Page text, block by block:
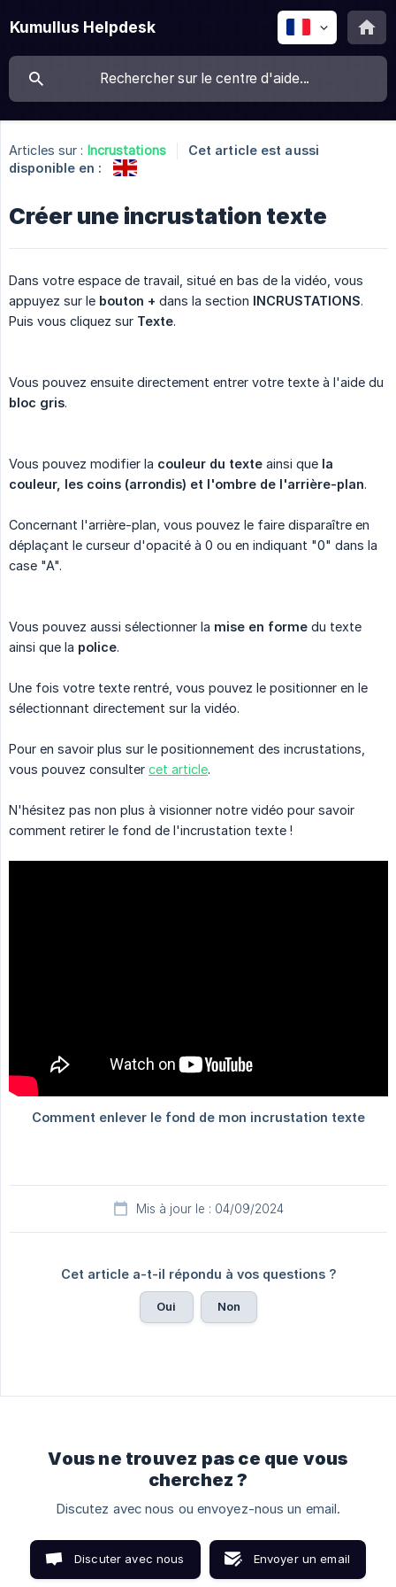
Kumullus Helpdesk
Articles sur : Incrustations
Cet article est aussi
disponible en :
Créer une incrustation texte
Dans votre espace de travail, situé en bas de la vidéo, vous
appuyez sur le bouton + dans la section INCRUSTATIONS.
Puis vous cliquez sur Texte.
Vous pouvez ensuite directement entrer votre texte à l'aide du
bloc gris.
Vous pouvez modifier la couleur du texte ainsi que la
couleur, les coins (arrondis) et l'ombre de l'arrière-plan.
Concernant l'arrière-plan, vous pouvez le faire disparaître en
déplaçant le curseur d'opacité à 0 ou en indiquant "0" dans la
case "A".
Vous pouvez aussi sélectionner la mise en forme du texte
ainsi que la police.
Une fois votre texte rentré, vous pouvez le positionner en le
sélectionnant directement sur la vidéo.
Pour en savoir plus sur le positionnement des incrustations,
vous pouvez consulter cet article.
N'hésitez pas non plus à visionner notre vidéo pour savoir
comment retirer le fond de l'incrustation texte !
Mis à jour le : 04/09/2024
Cet article a-t-il répondu à vos questions ?
Oui Non
Vous ne trouvez pas ce que vous
cherchez ?
Discutez avec nous ou envoyez-nous un email.
Discuter avec nous Envoyer un email